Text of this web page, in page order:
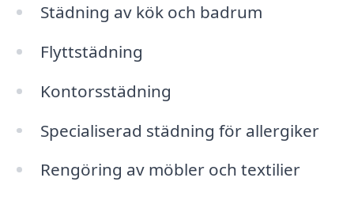
Städning av kök och badrum
Flyttstädning
Kontorsstädning
Specialiserad städning för allergiker
Rengöring av möbler och textilier